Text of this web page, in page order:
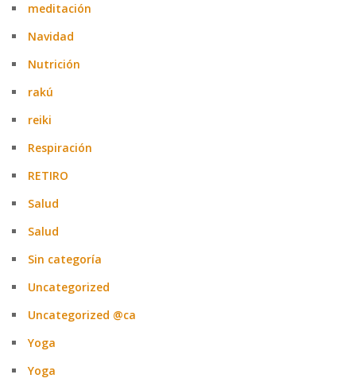
meditación
Navidad
Nutrición
rakú
reiki
Respiración
RETIRO
Salud
Salud
Sin categoría
Uncategorized
Uncategorized @ca
Yoga
Yoga